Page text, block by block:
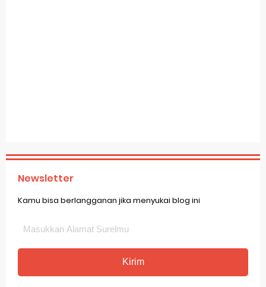
Newsletter
Kamu bisa berlangganan jika menyukai blog ini